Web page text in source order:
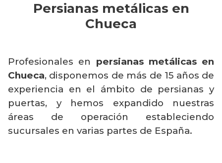
Persianas metálicas en
Chueca
Profesionales en persianas metálicas en
Chueca, disponemos de más de 15 años de
experiencia en el ámbito de persianas y
puertas, y hemos expandido nuestras
áreas de operación estableciendo
sucursales en varias partes de España.